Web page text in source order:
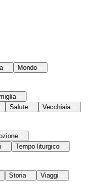
Mondo
Salute
Vecchiaia
Tempo liturgico
Storia Viaggi